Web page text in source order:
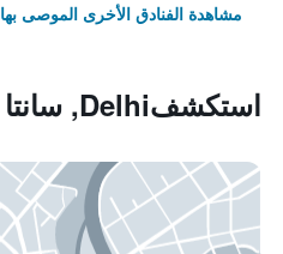
مشاهدة الفنادق الأخرى الموصى بها
استكشفDelhi, سانتا انا